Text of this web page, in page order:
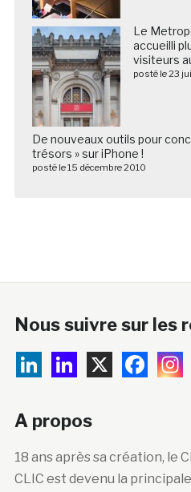
Le
accueilli
visiteurs
posté le 23
De nouveaux outils pour
trésors » sur iPhone !
posté le 15 décembre 2010
Nous suivre sur les
A propos
18 ans après sa création, le
CLIC est devenu la